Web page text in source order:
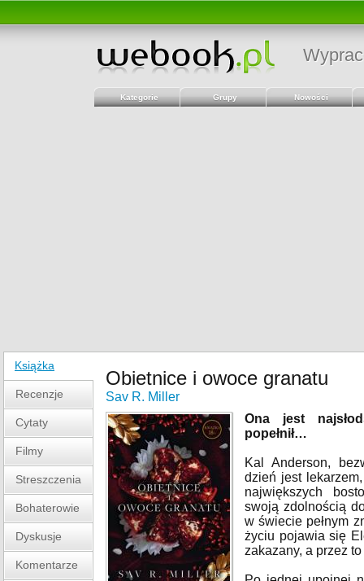
Kategorie Grupy Nowości
Książka
Recenzje
Cytaty
Filmy
Streszczenia
Bohaterowie
Dyskusje
Komentarze
Obietnice i owoce granatu
Sav R. Miller
Ona jest
popełnił…
Kal Anderson,
dzień jest
największych
swoją zdolnością
w świecie pełnym
życiu pojawia się
zakazany, a przez